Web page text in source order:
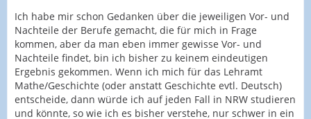
Ich habe mir schon Gedanken über die jeweiligen Vor- und
Nachteile der Berufe gemacht, die für mich in Frage
kommen, aber da man eben immer gewisse Vor- und
Nachteile findet, bin ich bisher zu keinem eindeutigen
Ergebnis gekommen. Wenn ich mich für das Lehramt
Mathe/Geschichte (oder anstatt Geschichte evtl. Deutsch)
entscheide, dann würde ich auf jeden Fall in NRW studieren
und könnte, so wie ich es bisher verstehe, nur schwer in ein